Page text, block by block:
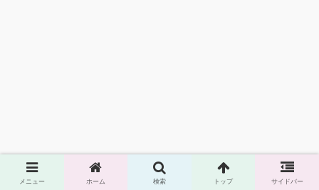
メニュー ホーム 検索 トップ サイドバー